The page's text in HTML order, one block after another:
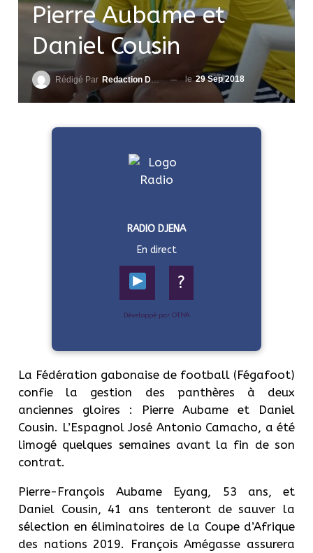
Pierre Aubame et
Daniel Cousin
Rédigé Par Redaction DjenaSport le29 Sep 2018
RADIO DJENA
En direct
?
Développé par OTIYA
La Fédération gabonaise de football (Fégafoot)
confie la gestion des panthères à deux
anciennes gloires : Pierre Aubame et Daniel
Cousin. L’Espagnol José Antonio Camacho, a été
limogé quelques semaines avant la fin de son
contrat.
Pierre-François Aubame Eyang, 53 ans, et
Daniel Cousin, 41 ans tenteront de sauver la
sélection en éliminatoires de la Coupe d’Afrique
des nations 2019. François Amégasse assurera